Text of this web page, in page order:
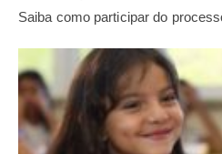
Saiba como participar do